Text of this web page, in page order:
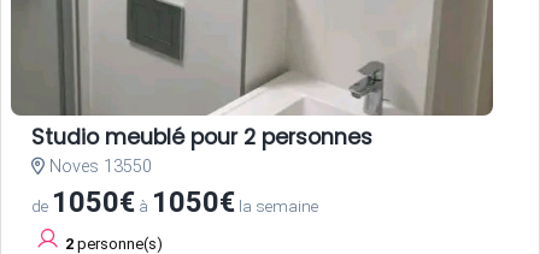
Studio meublé pour 2 personnes
Noves 13550
de 1050€ à 1050€ la semaine
2 personne(s)